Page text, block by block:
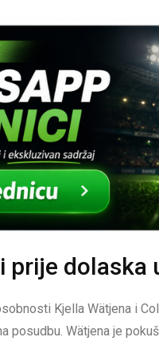
prije dolaska
Kjella Wätjena i
posudbu. Wätjena je